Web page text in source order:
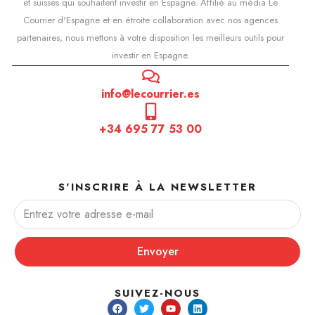
Courrier d'Espagne et en étroite collaboration avec nos agences
partenaires, nous mettons à votre disposition les meilleurs outils pour
investir en Espagne.
info@lecourrier.es
+34 695 77 53 00
S'INSCRIRE À LA NEWSLETTER
Envoyer
SUIVEZ-NOUS